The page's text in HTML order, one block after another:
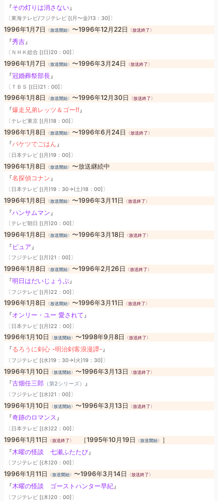
『その灯りは消さない』
〔東海テレビ/フジテレビ [(月〜金)13：30]〕
1996年1月7日 〈放送開始〉 〜1996年12月22日 〈放送終了〉
『秀吉』
〔ＮＨＫ総合 [(日)20：00]〕
1996年1月7日 〈放送開始〉 〜1996年3月24日 〈放送終了〉
『冠婚葬祭部長』
〔ＴＢＳ [(日)21：00]〕
1996年1月8日 〈放送開始〉 〜1996年12月30日 〈放送終了〉
『爆走兄弟レッツ＆ゴー!! 』
〔テレビ東京 [(月)18：00]〕
1996年1月8日 〈放送開始〉 〜1996年6月24日 〈放送終了〉
『バケツでごはん』
〔日本テレビ [(月)19：00]〕
1996年1月8日 〈放送開始〉 〜放送継続中
『名探偵コナン』
〔日本テレビ [(月)19：30→(土)18：00]〕
1996年1月8日 〈放送開始〉 〜1996年3月11日 〈放送終了〉
『ハンサムマン 』
〔テレビ朝日 [(月)20：00]〕
1996年1月8日 〈放送開始〉 〜1996年3月18日 〈放送終了〉
『ピュア 』
〔フジテレビ [(月)21：00]〕
1996年1月8日 〈放送開始〉 〜1996年2月26日 〈放送終了〉
『明日はだいじょうぶ』
〔フジテレビ [(月)22：00]〕
1996年1月8日 〈放送開始〉 〜1996年3月11日 〈放送終了〉
『オンリー・ユー 愛されて 』
〔日本テレビ [(月)22：00]〕
1996年1月10日 〈放送開始〉 〜1998年9月8日 〈放送終了〉
『るろうに剣心 -明治剣客浪漫譚-』
〔フジテレビ [(水)19：30→(火)19：30]〕
1996年1月10日 〈放送開始〉 〜1996年3月13日 〈放送終了〉
『古畑任三郎 （第2シリーズ） 』
〔フジテレビ [(水)21：00]〕
1996年1月10日 〈放送開始〉 〜1996年3月13日 〈放送終了〉
『奇跡のロマンス』
〔日本テレビ [(水)22：00]〕
1996年1月11日 〈放送終了〉 ［1995年10月19日 〈放送開始〉
］
『木曜の怪談 七瀬ふたたび』
〔フジテレビ [(木)20：00]〕
1996年1月11日 〈放送開始〉 〜1996年3月14日 〈放送終了〉
『木曜の怪談 ゴーストハンター早紀』
〔フジテレビ [(木)20：00]〕